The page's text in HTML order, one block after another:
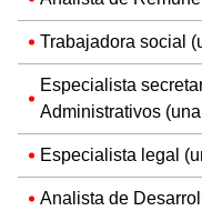
Trabajadora social
Especialista
Administrativos
Especialista legal
Analista de